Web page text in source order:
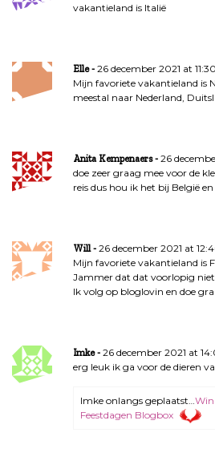
vakantieland is Italië
Elle
26 december 2021 at 11:30
Mijn favoriete vakantieland is
meestal naar Nederland,
Anita Kempenaers
26
doe zeer graag mee voor de
reis dus hou ik het bij België
Will
26 december 2021 at
Mijn favoriete vakantieland is
Jammer dat dat voorlopig
Ik volg op bloglovin en doe
Imke
26 december 2021 at
erg leuk ik ga voor de dieren
Imke onlangs geplaatst…
Feestdagen Blogbox